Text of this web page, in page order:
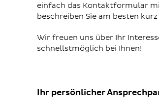
einfach das Kontaktformular
beschreiben Sie am besten
Wir freuen uns über Ihr
schnellstmöglich bei Ihnen!
Ihr persönlicher